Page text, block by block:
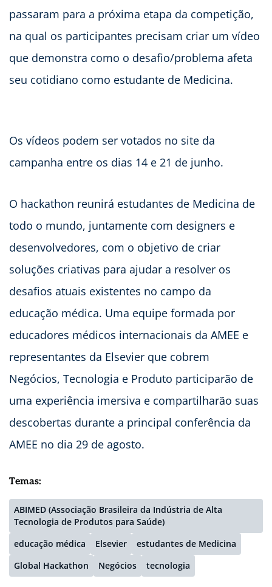
passaram para a próxima etapa da competição,
na qual os participantes precisam criar um vídeo
que demonstra como o desafio/problema afeta
seu cotidiano como estudante de Medicina.
Os vídeos podem ser votados no site da
campanha entre os dias 14 e 21 de junho.
O hackathon reunirá estudantes de Medicina de
todo o mundo, juntamente com designers e
desenvolvedores, com o objetivo de criar
soluções criativas para ajudar a resolver os
desafios atuais existentes no campo da
educação médica. Uma equipe formada por
educadores médicos internacionais da AMEE e
representantes da Elsevier que cobrem
Negócios, Tecnologia e Produto participarão de
uma experiência imersiva e compartilharão suas
descobertas durante a principal conferência da
AMEE no dia 29 de agosto.
Temas:
ABIMED (Associação Brasileira da Indústria de Alta
Tecnologia de Produtos para Saúde)
educação médica
Elsevier
estudantes de Medicina
Global Hackathon
Negócios tecnologia